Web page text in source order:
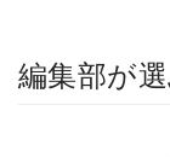
編集部が